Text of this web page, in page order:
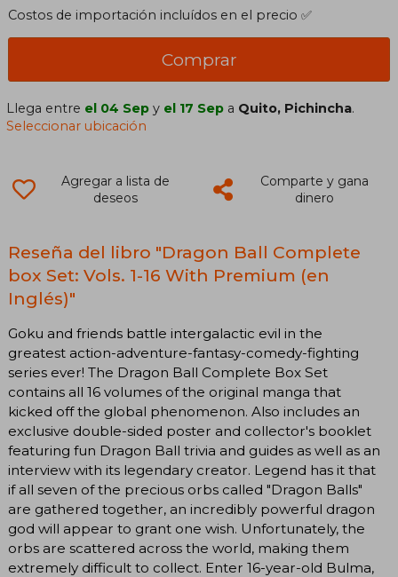
Costos de importación incluídos en el precio ✅
Comprar
Llega entre el 04 Sep y el 17 Sep a Quito, Pichincha.
Seleccionar ubicación
Agregar a lista de
deseos
Comparte y gana
dinero
Reseña del libro "Dragon Ball Complete
box Set: Vols. 1-16 With Premium (en
Inglés)"
Goku and friends battle intergalactic evil in the
greatest action-adventure-fantasy-comedy-fighting
series ever! The Dragon Ball Complete Box Set
contains all 16 volumes of the original manga that
kicked off the global phenomenon. Also includes an
exclusive double-sided poster and collector's booklet
featuring fun Dragon Ball trivia and guides as well as an
interview with its legendary creator. Legend has it that
if all seven of the precious orbs called "Dragon Balls"
are gathered together, an incredibly powerful dragon
god will appear to grant one wish. Unfortunately, the
orbs are scattered across the world, making them
extremely difficult to collect. Enter 16-year-old Bulma,